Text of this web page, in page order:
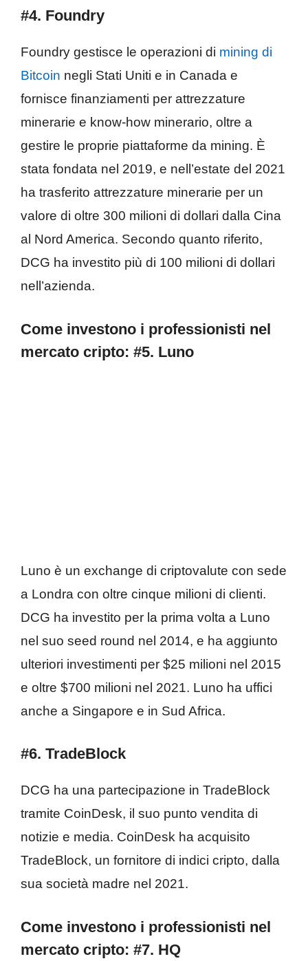
#4. Foundry
Foundry gestisce le operazioni di mining di
Bitcoin negli Stati Uniti e in Canada e
fornisce finanziamenti per attrezzature
minerarie e know-how minerario, oltre a
gestire le proprie piattaforme da mining. È
stata fondata nel 2019, e nell’estate del 2021
ha trasferito attrezzature minerarie per un
valore di oltre 300 milioni di dollari dalla Cina
al Nord America. Secondo quanto riferito,
DCG ha investito più di 100 milioni di dollari
nell’azienda.
Come investono i professionisti nel
mercato cripto: #5. Luno
Luno è un exchange di criptovalute con sede
a Londra con oltre cinque milioni di clienti.
DCG ha investito per la prima volta a Luno
nel suo seed round nel 2014, e ha aggiunto
ulteriori investimenti per $25 milioni nel 2015
e oltre $700 milioni nel 2021. Luno ha uffici
anche a Singapore e in Sud Africa.
#6. TradeBlock
DCG ha una partecipazione in TradeBlock
tramite CoinDesk, il suo punto vendita di
notizie e media. CoinDesk ha acquisito
TradeBlock, un fornitore di indici cripto, dalla
sua società madre nel 2021.
Come investono i professionisti nel
mercato cripto: #7. HQ